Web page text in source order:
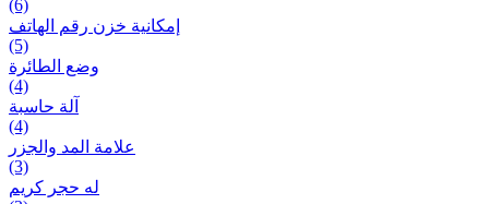
(6)
إمكانية خزن رقم الهاتف
(5)
وضع الطائرة
(4)
آلة حاسبة
(4)
علامة المد والجزر
(3)
له حجر كريم